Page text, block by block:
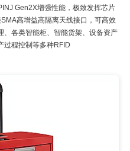
Gen2X增强性能，极致发挥芯片
高增益高隔离天线接口，可高效
、各类智能柜、智能货架、设备资产
过程控制等多种RFID